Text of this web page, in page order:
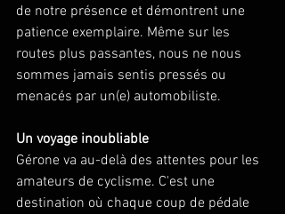
de notre présence et démontrent une
patience exemplaire. Même sur les
routes plus passantes, nous ne nous
sommes jamais sentis pressés ou
menacés par un(e) automobiliste.
Un voyage inoubliable
Gérone va au-delà des attentes pour les
amateurs de cyclisme. C'est une
destination où chaque coup de pédale